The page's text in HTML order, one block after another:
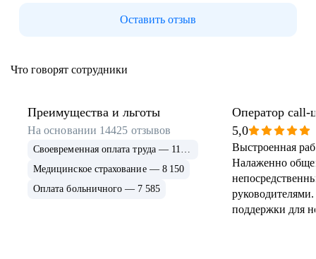
Оставить отзыв
Что говорят сотрудники
Преимущества и льготы
На основании 14425 отзывов
Своевременная оплата труда — 11 450
Медицинское страхование — 8 150
Оплата больничного — 7 585
Оператор call-
5,0
Выстроенная
Налаженно
поддержки для